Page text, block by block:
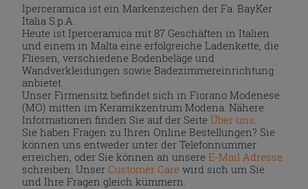
Iperceramica ist ein Markenzeichen der Fa. BayKer
Italia S.p.A..
Heute ist Iperceramica mit 87 Geschäften in Italien
und einem in Malta eine erfolgreiche Ladenkette, die
Fliesen, verschiedene Bodenbeläge und
Wandverkleidungen sowie Badezimmereinrichtung
anbietet.
Unser Firmensitz befindet sich in Fiorano Modenese
(MO) mitten im Keramikzentrum Modena. Nähere
Informationen finden Sie auf der Seite Über uns
Sie haben Fragen zu Ihren Online Bestellungen? Sie
können uns entweder unter der Telefonnummer
erreichen, oder Sie können an unsereE-Mail Adresse
schreiben. UnserCustomer Care wird sich um Sie
und Ihre Fragen gleich kümmern.